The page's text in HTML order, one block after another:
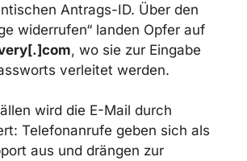
Antrags-ID. Über den
widerrufen“ landen Opfer auf
, wo sie zur Eingabe
verleitet werden.
wird die E-Mail durch
Telefonanrufe geben sich als
aus und drängen zur